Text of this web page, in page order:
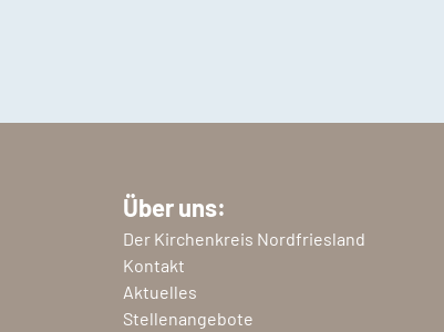
Über uns:
Der Kirchenkreis Nordfriesland
Kontakt
Aktuelles
Stellenangebote